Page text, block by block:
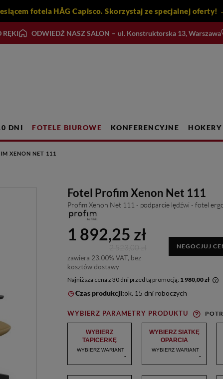
fotela HÅG Capisco. Skorzystaj ze specjalnej oferty!
RĘKI ODWIEDŹ NASZ SALON – ul. Konstruktorska 13, Warszawa
DNI FOTELE BIUROWE KONFERENCYJNE HOKERY
XENON NET 111
Fotel Profim Xenon Net 111
Profim Xenon Net 111 - podparcie lędźwi - fotel
1 892,25 zł
2 523,00 zł
zawiera 23.00% VAT, bez
kosztów dostawy
NEGOCJUJ
Najniższa cena z 30 dni przed tą promocją: 1 980,00 zł
30 dni, wyświetlana jest najniższa cena od
momentu, kiedy produkt pojawił się w
sprzedaży.
Czas produkcji:ok. 15 dni roboczych
WYBIERZ PARAMETRY PRODUKTU
WYBIERZ
TAPICERKĘ
GRUPĘ CENOWĄ
RODZAJ I KOLOR
WYBIERZ WARIANT
-
WYBIERZ SIATKĘ
OPARCIA
WYBIERZ WARIANT
-